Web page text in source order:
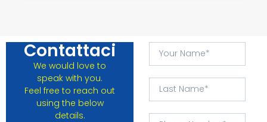
Contattaci
We would love to
speak with you.
Feel free to reach out
using the below
details.